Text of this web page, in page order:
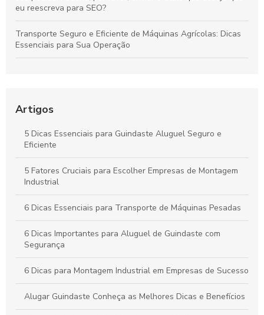
eu reescreva para SEO?
Transporte Seguro e Eficiente de Máquinas Agrícolas: Dicas
Essenciais para Sua Operação
Como Maximizar a Eficiência do Seu Projeto com Aluguel de
Guindaste Pequeno: Guia Completo para Escolha e Uso
Eficiente
Guindastes na Construção: Guia Completo para Garantir
Sucesso em Seus Projetos
Artigos
5 Dicas Essenciais para Guindaste Aluguel Seguro e
Eficiente
5 Fatores Cruciais para Escolher Empresas de Montagem
Industrial
6 Dicas Essenciais para Transporte de Máquinas Pesadas
6 Dicas Importantes para Aluguel de Guindaste com
Segurança
6 Dicas para Montagem Industrial em Empresas de Sucesso
Alugar Guindaste Conheça as Melhores Dicas e Benefícios